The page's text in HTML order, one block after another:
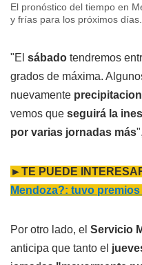
El pronóstico del tiempo en
y frías para los próximos días.
"El sábado tendremos
grados de máxima.
nuevamente
vemos que seguirá la
por varias jornadas más
►TE PUEDE
Mendoza?: tuvo
Por otro lado, el Servicio
anticipa que tanto el